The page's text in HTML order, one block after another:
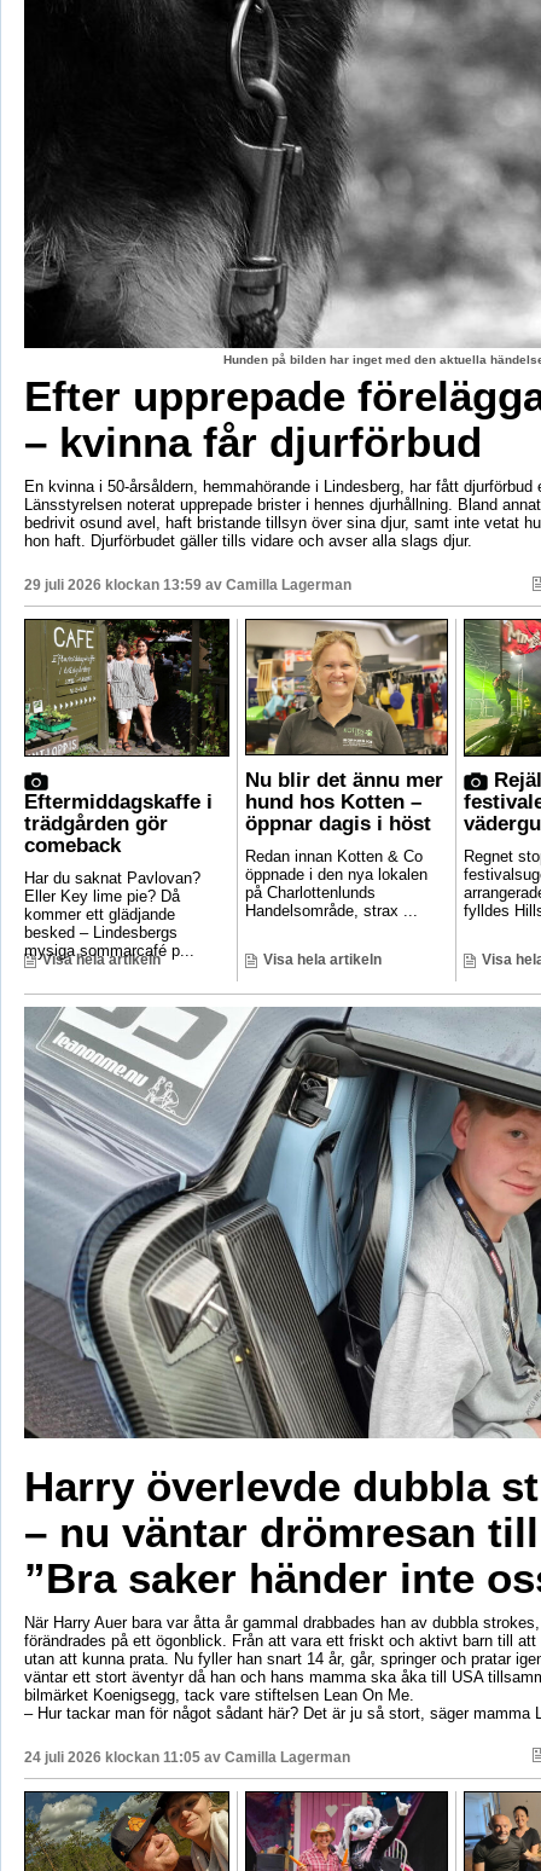
Hunden på bilden har inget med den aktuella
Efter upprepade
– kvinna får djurförbud
En kvinna i 50-årsåldern, hemmahörande i Lindesberg, har fått djurförbud
Länsstyrelsen noterat upprepade brister i hennes djurhållning. Bland
bedrivit osund avel, haft bristande tillsyn över sina djur, samt inte vetat
hon haft. Djurförbudet gäller tills vidare och avser alla slags djur.
29 juli 2026 klockan 13:59 av Camilla Lagerman
Eftermiddagskaffe i
trädgården gör
comeback
Har du saknat Pavlovan?
Eller Key lime pie? Då
kommer ett glädjande
besked – Lindesbergs
mysiga sommarcafé p...
Visa hela artikeln
Nu blir det ännu mer
hund hos Kotten –
öppnar dagis i höst
Redan innan Kotten & Co
öppnade i den nya lokalen
på Charlottenlunds
Handelsområde, strax ...
Visa hela artikeln
Regnet
fylldes
Visa
Harry överlevde dubbla
– nu väntar drömresan
”Bra saker händer inte
När Harry Auer bara var åtta år gammal drabbades han av dubbla
förändrades på ett ögonblick. Från att vara ett friskt och aktivt barn till
utan att kunna prata. Nu fyller han snart 14 år, går, springer och pratar
väntar ett stort äventyr då han och hans mamma ska åka till USA
bilmärket Koenigsegg, tack vare stiftelsen Lean On Me.
– Hur tackar man för något sådant här? Det är ju så stort, säger mamma
24 juli 2026 klockan 11:05 av Camilla Lagerman